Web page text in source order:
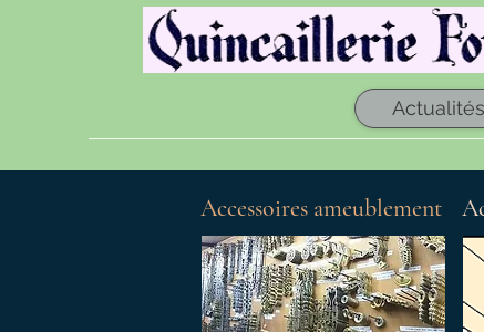
Actualités
Accessoires ameublement